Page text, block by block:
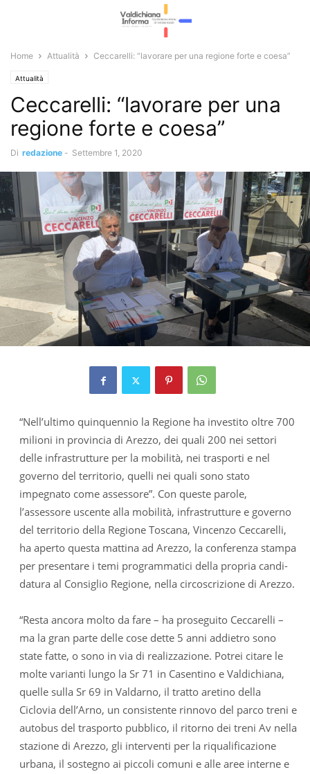
Home Attualità Ceccarelli: “lavorare per una regione forte e coesa”
Attualità
Ceccarelli: “lavorare per una
regione forte e coesa”
Di redazione - Settembre 1, 2020
“Nell’ultimo quinquennio la Regione ha investito oltre 700
milioni in provincia di Arezzo, dei quali 200 nei settori
delle infrastrutture per la mobilità, nei trasporti e nel
governo del territorio, quelli nei quali sono stato
impegnato come assessore”. Con queste parole,
l’assessore uscente alla mobilità, infrastrutture e governo
del territorio della Regione Toscana, Vincenzo Ceccarelli,
ha aperto questa mattina ad Arezzo, la conferenza stampa
per presentare i temi programmatici della propria candi-
datura al Consiglio Regione, nella circoscrizione di Arezzo.
“Resta ancora molto da fare – ha proseguito Ceccarelli –
ma la gran parte delle cose dette 5 anni addietro sono
state fatte, o sono in via di realizzazione. Potrei citare le
molte varianti lungo la Sr 71 in Casentino e Valdichiana,
quelle sulla Sr 69 in Valdarno, il tratto aretino della
Ciclovia dell’Arno, un consistente rinnovo del parco treni e
autobus del trasporto pubblico, il ritorno dei treni Av nella
stazione di Arezzo, gli interventi per la riqualificazione
urbana, il sostegno ai piccoli comuni e alle aree interne e